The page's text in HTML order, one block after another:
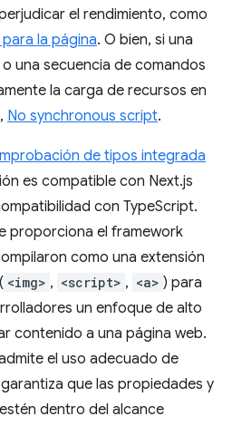
el rendimiento, como
la página. O bien, si una
una secuencia de comandos
la carga de recursos en
No synchronous script.
de tipos integrada
es compatible con Next.js
con TypeScript.
proporciona el framework
como una extensión
<img> , <script> , <a> ) para
un enfoque de alto
contenido a una página web.
el uso adecuado de
que las propiedades y
dentro del alcance